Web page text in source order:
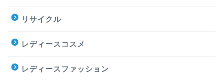
リサイクル
レディースコスメ
レディースファッション